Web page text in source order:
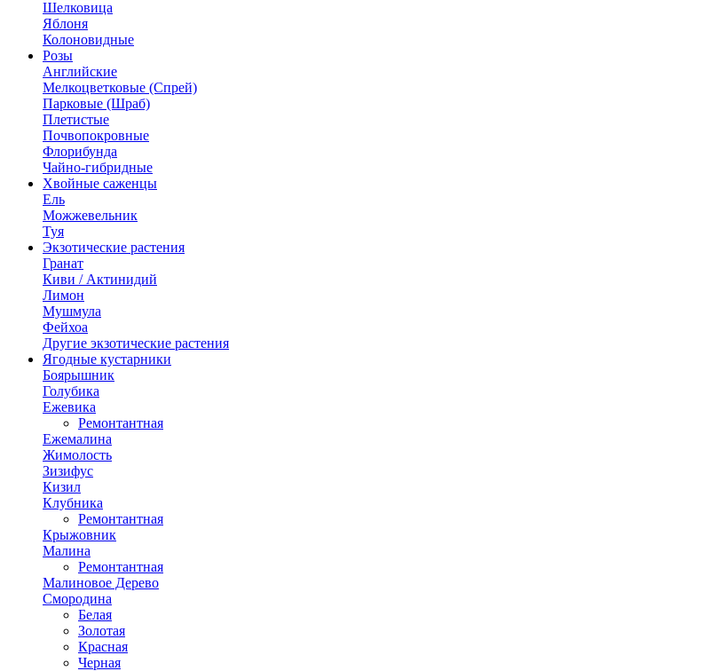
Шелковица
Яблоня
Колоновидные
Розы
Английские
Мелкоцветковые (Спрей)
Парковые (Шраб)
Плетистые
Почвопокровные
Флорибунда
Чайно-гибридные
Хвойные саженцы
Ель
Можжевельник
Туя
Экзотические растения
Гранат
Киви / Актинидий
Лимон
Мушмула
Фейхоа
Другие экзотические растения
Ягодные кустарники
Боярышник
Голубика
Ежевика
Ремонтантная
Ежемалина
Жимолость
Зизифус
Кизил
Клубника
Ремонтантная
Крыжовник
Малина
Ремонтантная
Малиновое Дерево
Смородина
Белая
Золотая
Красная
Черная